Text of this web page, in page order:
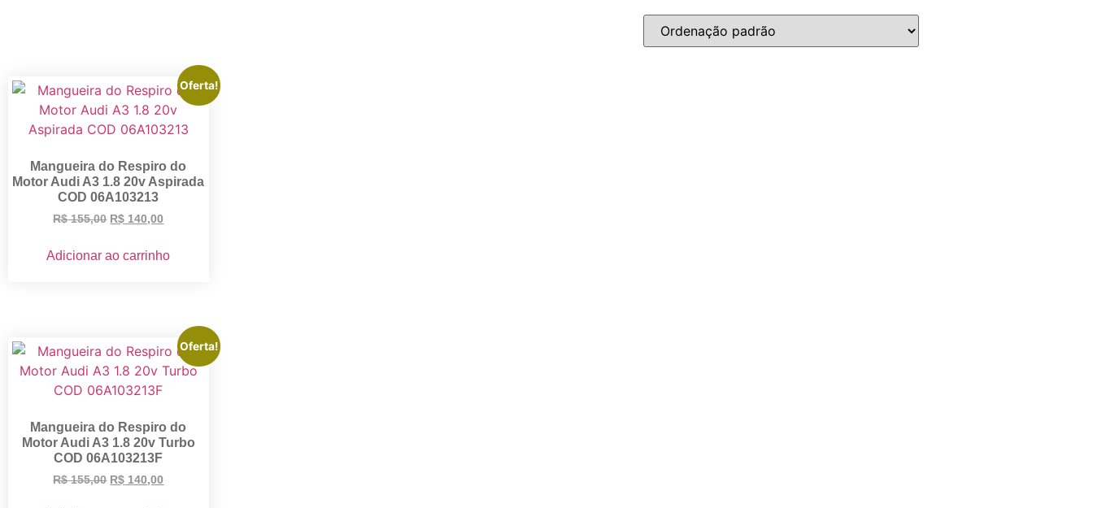
Oferta!
Mangueira do Respiro do
Motor Audi A3 1.8 20v Aspirada
COD 06A103213
R$155,00 R$ 140,00
Adicionar ao carrinho
Oferta!
Mangueira do Respiro do
Motor Audi A3 1.8 20v Turbo
COD 06A103213F
R$155,00 R$ 140,00